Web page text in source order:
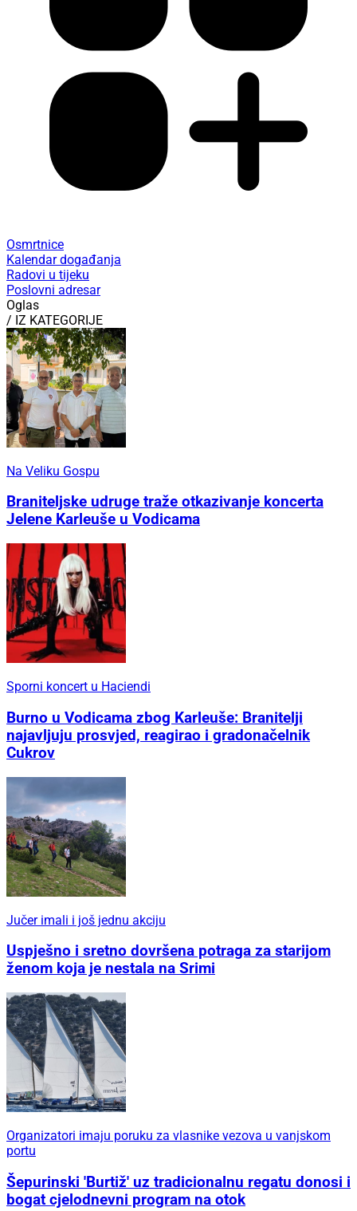
Osmrtnice
Kalendar događanja
Radovi u tijeku
Poslovni adresar
Oglas
/ IZ KATEGORIJE
Na Veliku Gospu
Braniteljske udruge traže otkazivanje koncerta
Jelene Karleuše u Vodicama
Sporni koncert u Haciendi
Burno u Vodicama zbog Karleuše: Branitelji
najavljuju prosvjed, reagirao i gradonačelnik
Cukrov
Jučer imali i još jednu akciju
Uspješno i sretno dovršena potraga za starijom
ženom koja je nestala na Srimi
Organizatori imaju poruku za vlasnike vezova u vanjskom
portu
Šepurinski 'Burtiž' uz tradicionalnu regatu donosi i
bogat cjelodnevni program na otok